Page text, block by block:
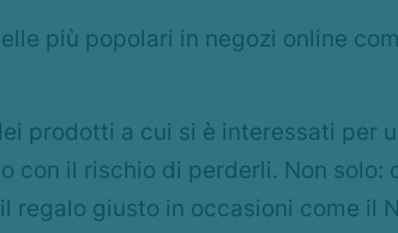
più popolari in negozi online
prodotti a cui si è interessati per
con il rischio di perderli. Non solo:
giusto in occasioni come il